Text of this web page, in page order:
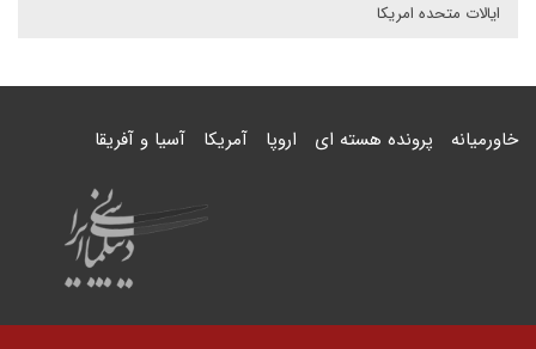
ایالات متحده امریکا
خاورمیانه پرونده هسته ای اروپا آمریکا آسیا و آفریقا